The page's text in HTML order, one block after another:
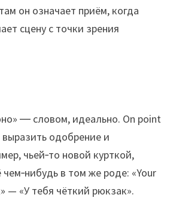
он означает приём, когда
сцену с точки зрения
― словом, идеально. On point
одобрение и
чьей‑то новой курткой,
в том же роде: «Your
— «У тебя чёткий рюкзак».